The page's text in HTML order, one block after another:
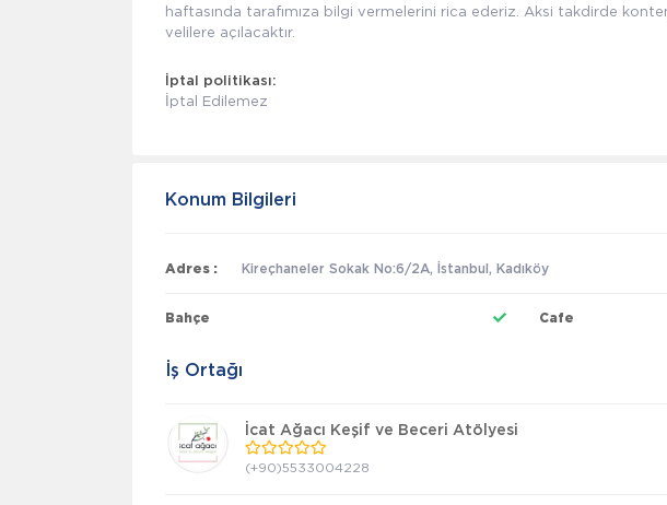
haftasında tarafımıza bilgi vermelerini rica ederiz. Aksi takdirde
velilere açılacaktır.
İptal politikası:
İptal Edilemez
Konum Bilgileri
Adres : Kireçhaneler Sokak No:6/2A, İstanbul, Kadıköy
Bahçe Cafe
İş Ortağı
İcat Ağacı Keşif ve Beceri Atölyesi
(+90)5533004228